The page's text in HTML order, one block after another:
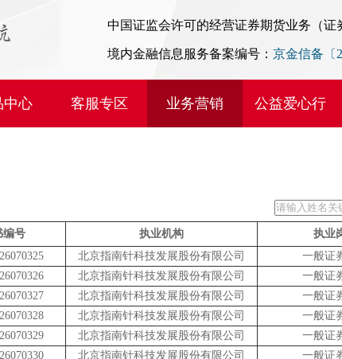
中国证监会许可的经营证券期货业务（证
境内金融信息服务备案编号： 京金信备〔
中心 客服专区 业务营销 公益爱心行
编号 执业机构
执业
北京指南针科技发展股份有限公司
一般证
北京指南针科技发展股份有限公司
一般证
北京指南针科技发展股份有限公司
一般证
北京指南针科技发展股份有限公司
一般证
北京指南针科技发展股份有限公司
一般证
北京指南针科技发展股份有限公司
一般证